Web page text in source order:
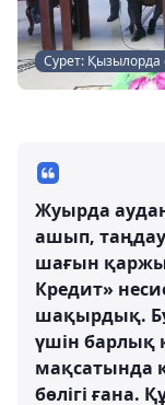
Сурет: Қызылорда
Жуырда
ашып, таңдау
шағын
Кредит»
шақырдық.
үшін барлық
мақсатында
бөлігі ғана.